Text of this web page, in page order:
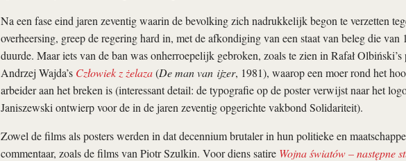
Na een fase eind jaren zeventig waarin de bevolking zich nadrukkelijk begon te verzetten
overheersing, greep de regering hard in, met de afkondiging van een staat van beleg die van
duurde. Maar iets van de ban was onherroepelijk gebroken, zoals te zien in Rafał Olbiński’s
Andrzej Wajda’s Człowiek z żelaza(De man van ijzer, 1981), waarop een moer rond het
arbeider aan het breken is (interessant detail: de typografie op de poster verwijst naar het
Janiszewski ontwierp voor de in de jaren zeventig opgerichte vakbond Solidariteit).
Zowel de films als posters werden in dat decennium brutaler in hun politieke en
commentaar, zoals de films van Piotr Szulkin. Voor diens satire Wojna światów – następne